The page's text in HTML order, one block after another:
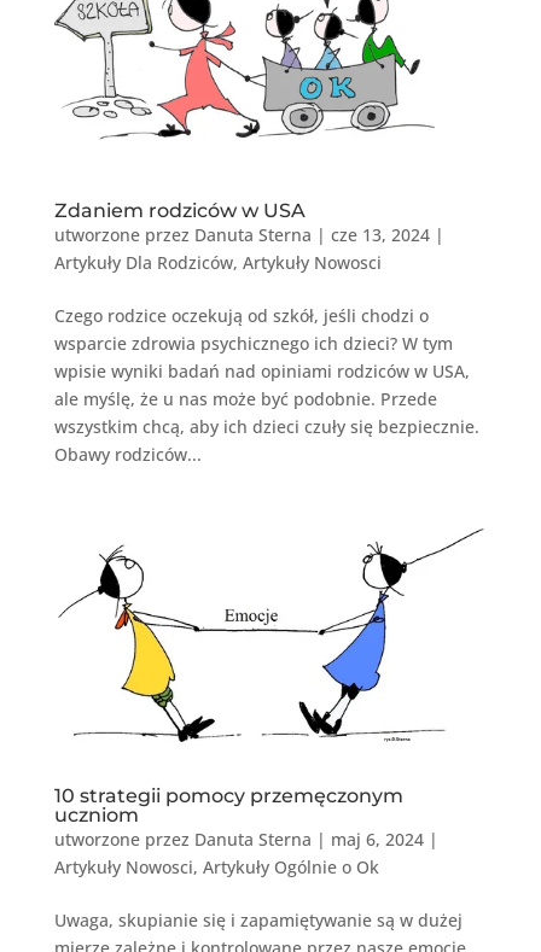
Zdaniem rodziców w USA
utworzone przez Danuta Sterna | cze 13, 2024|
Artykuły Dla Rodziców, Artykuły Nowosci
Czego rodzice oczekują od szkół, jeśli chodzi o
wsparcie zdrowia psychicznego ich dzieci? W tym
wpisie wyniki badań nad opiniami rodziców w USA,
ale myślę, że u nas może być podobnie. Przede
wszystkim chcą, aby ich dzieci czuły się bezpiecznie.
Obawy rodziców...
10 strategii pomocy przemęczonym
uczniom
utworzone przez Danuta Sterna | maj 6, 2024|
Artykuły Nowosci, Artykuły Ogólnie o Ok
Uwaga, skupianie się i zapamiętywanie są w dużej
mierze zależne i kontrolowane przez nasze emocje.